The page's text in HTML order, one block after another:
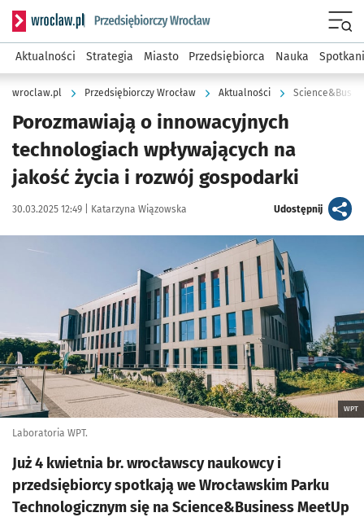
Serwis informacyjny wroclaw.pl podserwis: Strategia
Aktualności Strategia Miasto Przedsiębiorca Nauka
wroclaw.pl Przedsiębiorczy Wrocław Aktualności
Porozmawiają o innowacyjnych
technologiach wpływających na
jakość życia i rozwój gospodarki
Data publikacji:
30.03.2025 12:49 | Autor:
Katarzyna Wiązowska Udostępnijartykuł
WPT
Laboratoria WPT.
Już 4 kwietnia br. wrocławscy naukowcy i
przedsiębiorcy spotkają we Wrocławskim Parku
Technologicznym się na Science&Business MeetUp